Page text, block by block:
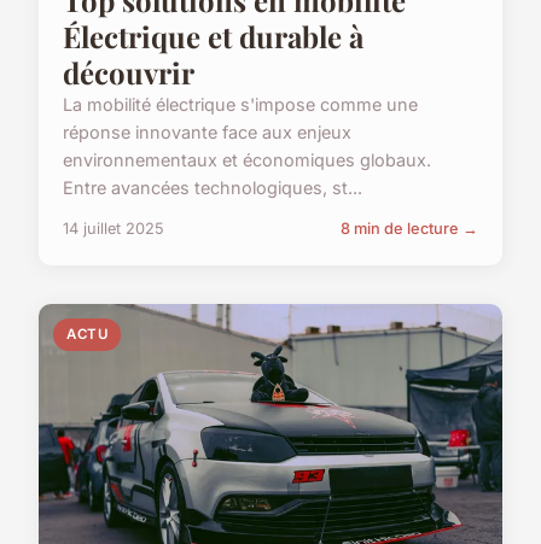
Électrique et durable à
découvrir
La mobilité électrique s'impose comme une
réponse innovante face aux enjeux
environnementaux et économiques globaux.
Entre avancées technologiques, st...
14 juillet 2025 8 min de lecture →
ACTU